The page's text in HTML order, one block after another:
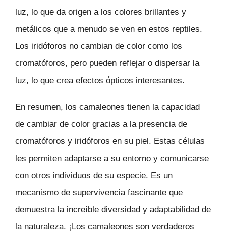
luz, lo que da origen a los colores brillantes y
metálicos que a menudo se ven en estos reptiles.
Los iridóforos no cambian de color como los
cromatóforos, pero pueden reflejar o dispersar la
luz, lo que crea efectos ópticos interesantes.
En resumen, los camaleones tienen la capacidad
de cambiar de color gracias a la presencia de
cromatóforos y iridóforos en su piel. Estas células
les permiten adaptarse a su entorno y comunicarse
con otros individuos de su especie. Es un
mecanismo de supervivencia fascinante que
demuestra la increíble diversidad y adaptabilidad de
la naturaleza. ¡Los camaleones son verdaderos